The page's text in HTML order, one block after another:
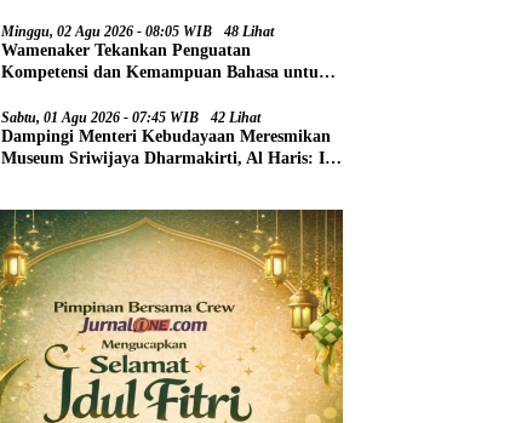
Minggu, 02 Agu 2026 - 08:05 WIB 48 Lihat
Wamenaker Tekankan Penguatan
Kompetensi dan Kemampuan Bahasa untuk
Sabtu, 01 Agu 2026 - 07:45 WIB 42 Lihat
Dampingi Menteri Kebudayaan Meresmikan
Museum Sriwijaya Dharmakirti, Al Haris: Ini